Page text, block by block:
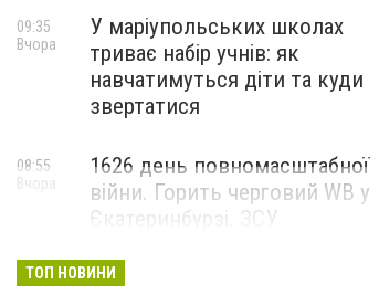
У маріупольських школах
триває набір учнів: як
навчатимуться діти та куди
звертатися
09:35
Вчора
1626 день повномасштабної
війни. Горить черговий WB у
Єкатеринбурзі. ЗСУ
Маріуполі
08:55
Вчора
ТОП НОВИНИ